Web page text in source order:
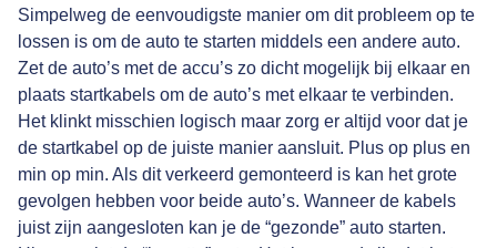
Simpelweg de eenvoudigste manier om dit probleem op te
lossen is om de auto te starten middels een andere auto.
Zet de auto’s met de accu’s zo dicht mogelijk bij elkaar en
plaats startkabels om de auto’s met elkaar te verbinden.
Het klinkt misschien logisch maar zorg er altijd voor dat je
de startkabel op de juiste manier aansluit. Plus op plus en
min op min. Als dit verkeerd gemonteerd is kan het grote
gevolgen hebben voor beide auto’s. Wanneer de kabels
juist zijn aangesloten kan je de “gezonde” auto starten.